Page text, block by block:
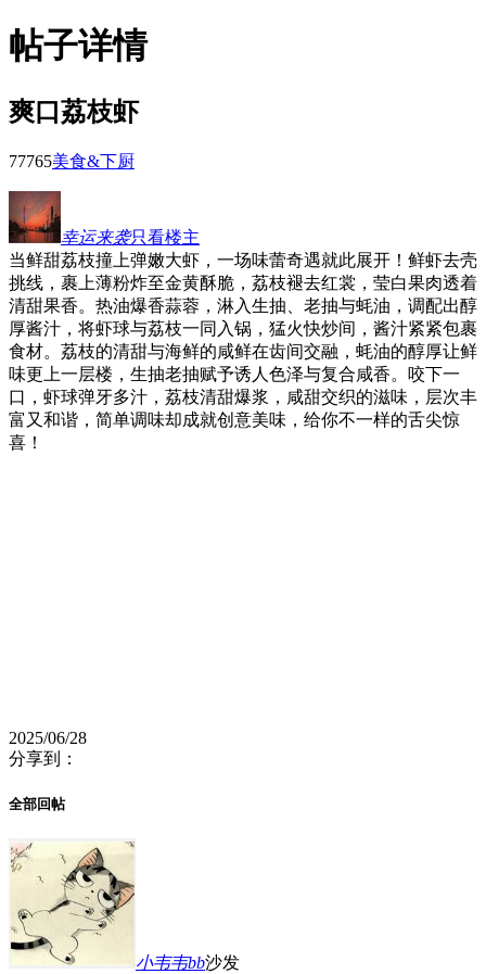
帖子详情
爽口荔枝虾
77765美食&下厨
幸运来袭只看楼主
当鲜甜荔枝撞上弹嫩大虾，一场味蕾奇遇就此展开！鲜虾去壳
挑线，裹上薄粉炸至金黄酥脆，荔枝褪去红裳，莹白果肉透着
清甜果香。热油爆香蒜蓉，淋入生抽、老抽与蚝油，调配出醇
厚酱汁，将虾球与荔枝一同入锅，猛火快炒间，酱汁紧紧包裹
食材。荔枝的清甜与海鲜的咸鲜在齿间交融，蚝油的醇厚让鲜
味更上一层楼，生抽老抽赋予诱人色泽与复合咸香。咬下一
口，虾球弹牙多汁，荔枝清甜爆浆，咸甜交织的滋味，层次丰
富又和谐，简单调味却成就创意美味，给你不一样的舌尖惊
喜！
2025/06/28
分享到：
全部回帖
小韦韦bb沙发